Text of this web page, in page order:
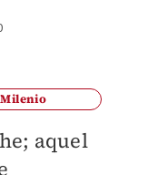
Milenio
aquel